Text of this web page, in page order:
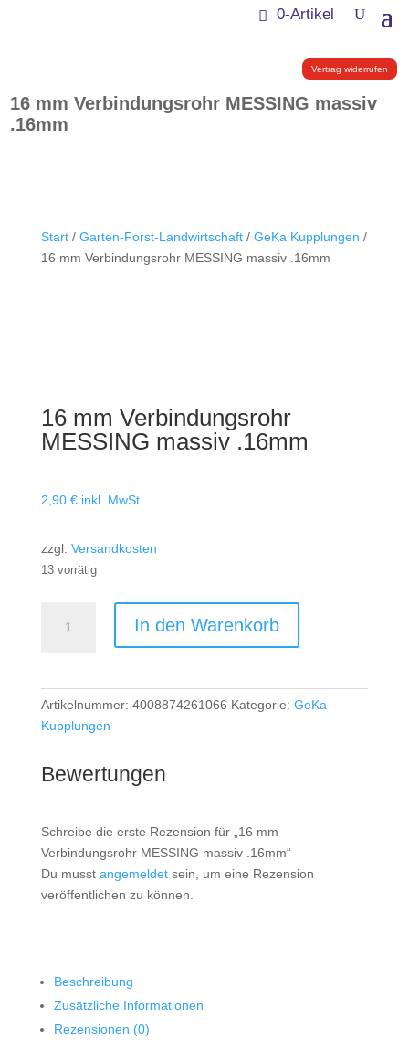
0-Artikel
Vertrag widerrufen
16 mm Verbindungsrohr MESSING massiv
.16mm
Start/ Garten-Forst-Landwirtschaft/ GeKa Kupplungen /
16 mm Verbindungsrohr MESSING massiv .16mm
16 mm Verbindungsrohr
MESSING massiv .16mm
2,90 € inkl. MwSt.
zzgl. Versandkosten
13 vorrätig
Menge
In den Warenkorb
Artikelnummer: 4008874261066 Kategorie: GeKa
Kupplungen
Bewertungen
Schreibe die erste Rezension für „16 mm
Verbindungsrohr MESSING massiv .16mm“
Du musst angemeldetsein, um eine Rezension
veröffentlichen zu können.
Beschreibung
Zusätzliche Informationen
Rezensionen (0)